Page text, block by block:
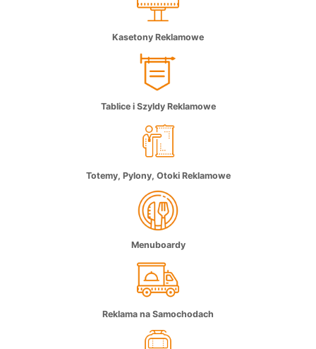
Kasetony Reklamowe
Tablice i Szyldy Reklamowe
Totemy, Pylony, Otoki Reklamowe
Menuboardy
Reklama na Samochodach